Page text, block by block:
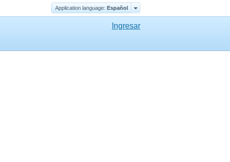
Application language: Еspañol
Ingresar